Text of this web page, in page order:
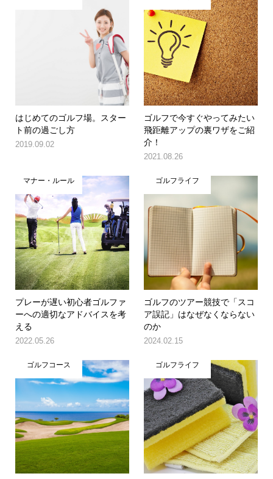
はじめてのゴルフ場。スター
ト前の過ごし方
2019.09.02
ゴルフで今すぐやってみたい
飛距離アップの裏ワザをご紹
介！
2021.08.26
マナー・ルール
プレーが遅い初心者ゴルファ
ーへの適切なアドバイスを考
える
2022.05.26
ゴルフライフ
ゴルフのツアー競技で「スコ
ア誤記」はなぜなくならない
のか
2024.02.15
ゴルフコース ゴルフライフ